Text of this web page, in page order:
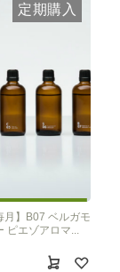
定期購入
月】B07 ベルガモ
ピエゾアロマ...